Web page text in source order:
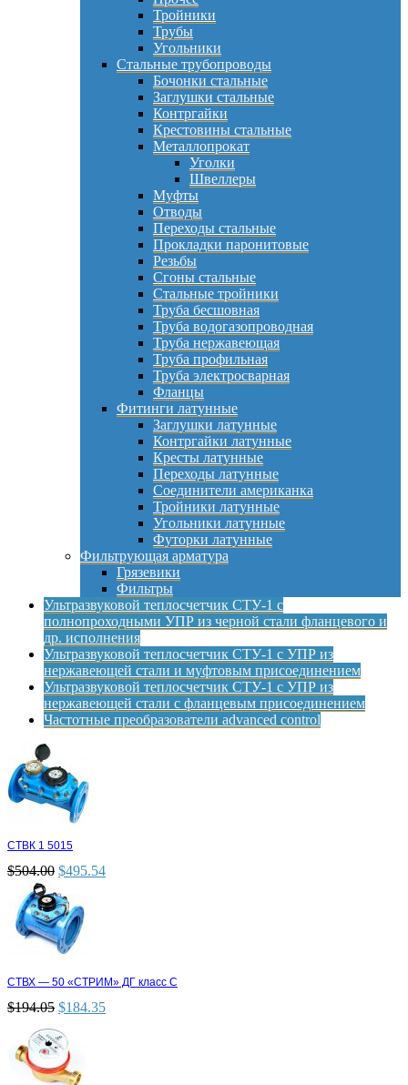
Тройники
Трубы
Угольники
Стальные трубопроводы
Бочонки стальные
Заглушки стальные
Контргайки
Крестовины стальные
Металлопрокат
Уголки
Швеллеры
Муфты
Отводы
Переходы стальные
Прокладки паронитовые
Резьбы
Сгоны стальные
Стальные тройники
Труба бесшовная
Труба водогазопроводная
Труба нержавеющая
Труба профильная
Труба электросварная
Фланцы
Фитинги латунные
Заглушки латунные
Контргайки латунные
Кресты латунные
Переходы латунные
Соединители американка
Тройники латунные
Угольники латунные
Футорки латунные
Фильтрующая арматура
Грязевики
Фильтры
Ультразвуковой теплосчетчик СТУ-1 с
полнопроходными УПР из черной стали фланцевого и
др. исполнения
Ультразвуковой теплосчетчик СТУ-1 с УПР из
нержавеющей стали и муфтовым присоединением
Ультразвуковой теплосчетчик СТУ-1 с УПР из
нержавеющей стали с фланцевым присоединением
Частотные преобразователи advanced control
СТВК 1 5015
$504.00 $495.54
СТВХ — 50 «СТРИМ» ДГ класс С
$194.05 $184.35